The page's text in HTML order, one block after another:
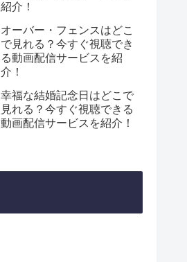
紹介！
オーバー・フェンスはどこ
で見れる？今すぐ視聴でき
る動画配信サービスを紹
介！
幸福な結婚記念日はどこで
見れる？今すぐ視聴できる
動画配信サービスを紹介！